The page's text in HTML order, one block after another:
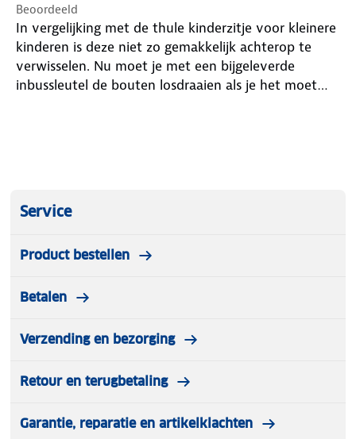
Beoordeeld
In vergelijking met de thule kinderzitje voor kleinere
kinderen is deze niet zo gemakkelijk achterop te
verwisselen. Nu moet je met een bijgeleverde
inbussleutel de bouten losdraaien als je het moet
gebruiksvriendelijker. Verder is het wel fijn dat je nu
gebruiken.
Service
Product bestellen
Betalen
Verzending en bezorging
Retour en terugbetaling
Garantie, reparatie en artikelklachten